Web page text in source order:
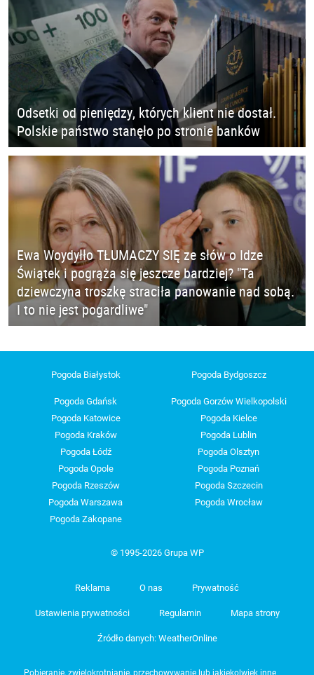
Odsetki od pieniędzy, których klient nie dostał.
Polskie państwo stanęło po stronie banków
Ewa Woydyłło TŁUMACZY SIĘ ze słów o Idze
Świątek i pogrąża się jeszcze bardziej? "Ta
dziewczyna troszkę straciła panowanie nad sobą.
I to nie jest pogardliwe"
Pogoda Białystok Pogoda Bydgoszcz
Pogoda Gdańsk
Pogoda Gorzów Wielkopolski
Pogoda Katowice
Pogoda Kielce
Pogoda Kraków
Pogoda Lublin
Pogoda Łódź
Pogoda Olsztyn
Pogoda Opole
Pogoda Poznań
Pogoda Rzeszów
Pogoda Szczecin
Pogoda Warszawa
Pogoda Wrocław
Pogoda Zakopane
© 1995-2026 Grupa WP
Reklama O nas Prywatność
Ustawienia prywatności Regulamin Mapa strony
Źródło danych: WeatherOnline
Pobieranie, zwielokrotnianie, przechowywanie lub jakiekolwiek inne